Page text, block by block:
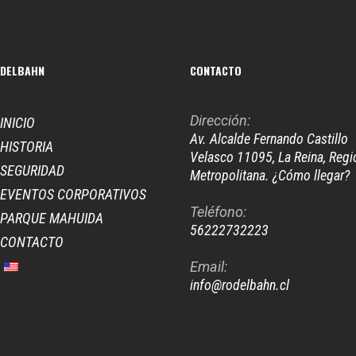
INICIO
HISTORIA
SEGURIDAD
EVENTOS CORPORATIVOS
PARQUE MAHUIDA
CONTACTO
CONTACTO
Dirección:
Av. Alcalde Fernando Castillo
Velasco 11095, La Reina,
Metropolitana. ¿Cómo llegar?
Teléfono:
56222732223
Email:
info@rodelbahn.cl